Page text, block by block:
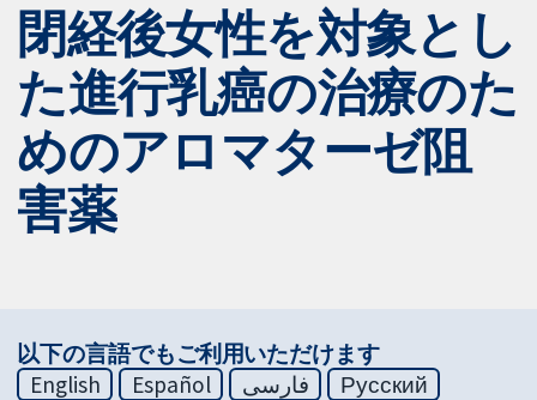
閉経後女性を対象とし
た進行乳癌の治療のた
めのアロマターゼ阻
害薬
以下の言語でもご利用いただけます
English
Español فارسی
Русский